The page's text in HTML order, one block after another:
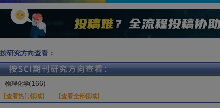
按研究方向查看：
物理化学(166)
【查看热门领域】 【查看全部领域】